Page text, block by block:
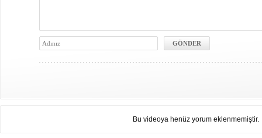
Bu videoya henüz yorum eklenmemiştir.